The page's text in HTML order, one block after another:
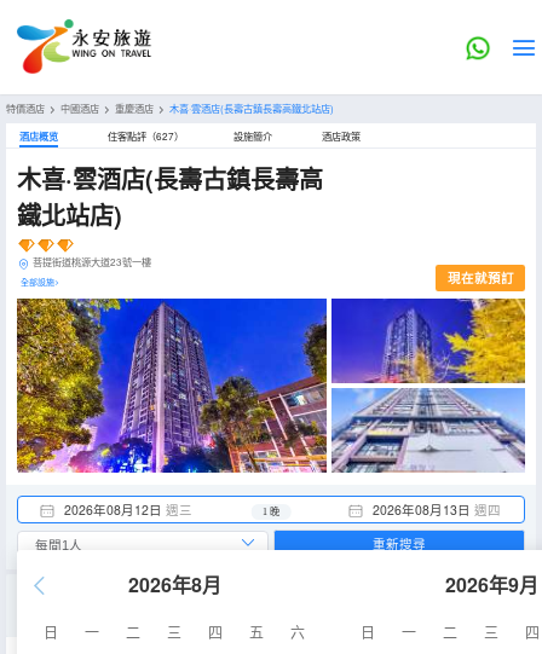
特價酒店 > 中國酒店 > 重慶酒店 > 木喜·雲酒店(長壽古鎮長壽高鐵北站店)
酒店概览 住客點評（627） 設施簡介 酒店政策
木喜·雲酒店(長壽古鎮長壽高
鐵北站店)
菩提街道桃源大道23號一樓
全部設施> 現在就預訂
2026年08月12日 週三 2026年08月13日 週四
1 晚
2026年8月
日 一 二 三 四 五
六
2026年9月
日 一 二 三
四
重新搜尋